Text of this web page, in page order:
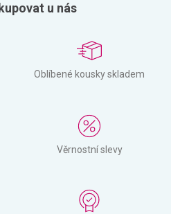
u nás
Oblíbené kousky skladem
Věrnostní slevy